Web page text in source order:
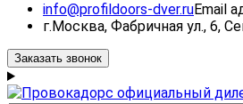
info@profildoors-dver.ruEmail
г.Москва, Фабричная ул., 6,
Заказать звонок